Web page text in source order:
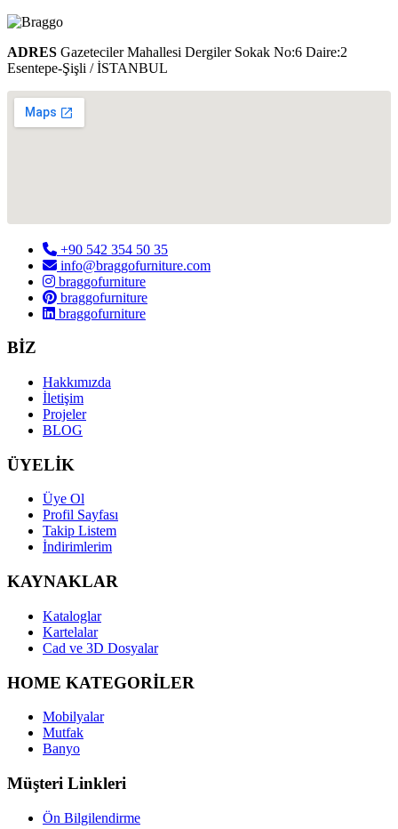
ADRES Gazeteciler Mahallesi Dergiler Sokak No:6 Daire:2
Esentepe-Şişli / İSTANBUL
+90 542 354 50 35
info@braggofurniture.com
braggofurniture
braggofurniture
braggofurniture
BİZ
Hakkımızda
İletişim
Projeler
BLOG
ÜYELİK
Üye Ol
Profil Sayfası
Takip Listem
İndirimlerim
KAYNAKLAR
Kataloglar
Kartelalar
Cad ve 3D Dosyalar
HOME KATEGORİLER
Mobilyalar
Mutfak
Banyo
Müşteri Linkleri
Ön Bilgilendirme